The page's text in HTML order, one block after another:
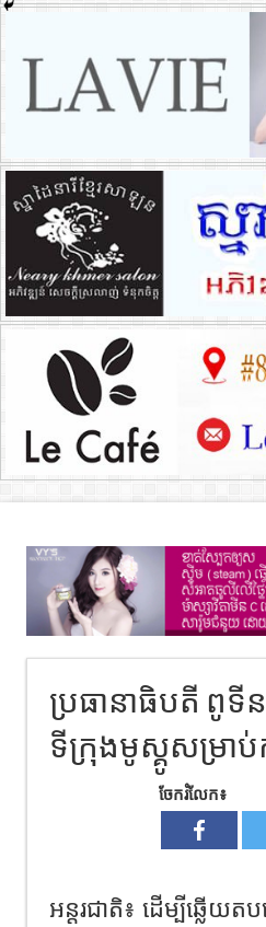
ប្រធានាធិបតី ពូទី
ទីក្រុងមូស្គូសម្រាប់
ចែករំលែក៖
អន្តរជាតិ៖ ដើម្បីឆ្ល